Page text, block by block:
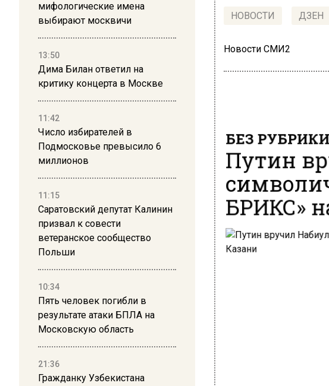
мифологические имена
выбирают москвичи
13:50
Дима Билан ответил на
критику концерта в Москве
11:42
Число избирателей в
Подмосковье превысило 6
миллионов
11:15
Саратовский депутат Калинин
призвал к совести
ветеранское сообщество
Польши
10:34
Пять человек погибли в
результате атаки БПЛА на
Московскую область
21:36
Гражданку Узбекистана
НОВОСТИ ДЗЕН
Новости СМИ2
БЕЗ РУБРИКИ
Путин
БРИКС»